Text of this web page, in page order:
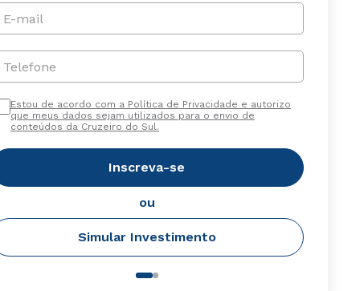
E-mail
Telefone
Estou de acordo com a Política de Privacidade e autorizo
que meus dados sejam utilizados para o envio de
conteúdos da Cruzeiro do Sul.
Inscreva-se
ou
Simular Investimento